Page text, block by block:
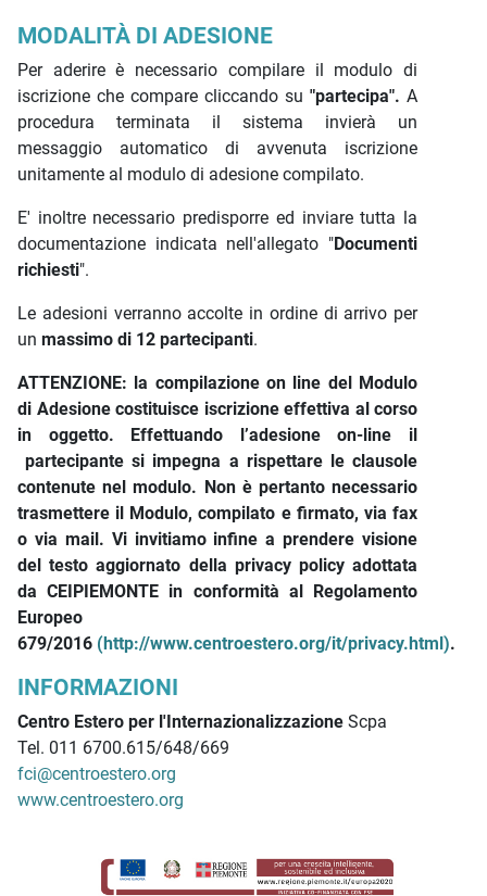
MODALITÀ DI ADESIONE
Per aderire è necessario compilare il modulo di
iscrizione che compare cliccando su "partecipa". A
procedura terminata il sistema invierà un
messaggio automatico di avvenuta iscrizione
unitamente al modulo di adesione compilato.
E' inoltre necessario predisporre ed inviare tutta la
documentazione indicata nell'allegato "Documenti
richiesti".
Le adesioni verranno accolte in ordine di arrivo per
un massimo di 12 partecipanti.
ATTENZIONE: la compilazione on line del Modulo
di Adesione costituisce iscrizione effettiva al corso
in oggetto. Effettuando l’adesione on-line il
partecipante si impegna a rispettare le clausole
contenute nel modulo. Non è pertanto necessario
trasmettere il Modulo, compilato e firmato, via fax
o via mail. Vi invitiamo infine a prendere visione
del testo aggiornato della privacy policy adottata
da CEIPIEMONTE in conformità al Regolamento
Europeo
679/2016 (http://www.centroestero.org/it/privacy.html).
INFORMAZIONI
Centro Estero per l'Internazionalizzazione Scpa
Tel. 011 6700.615/648/669
fci@centroestero.org
www.centroestero.org